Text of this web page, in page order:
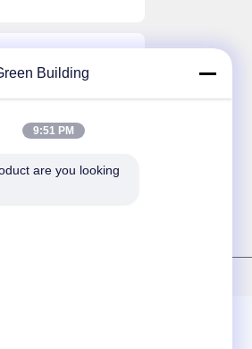
. Alle rechten voorbehoudena.
Building
9:51 PM
are you looking